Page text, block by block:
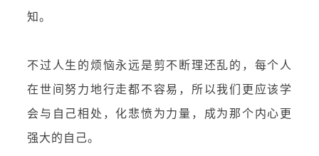
知。
不过人生的烦恼永远是剪不断理还乱的，每个人
在世间努力地行走都不容易，所以我们更应该学
会与自己相处，化悲愤为力量，成为那个内心更
强大的自己。